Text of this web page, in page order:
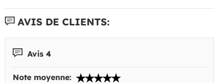
AVIS DE CLIENTS:
Avis 4
Note moyenne: